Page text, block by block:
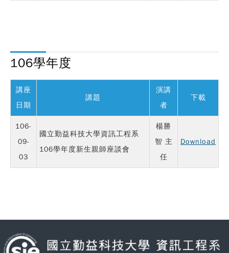
106學年度
講座
日期
講題
演講
者
下載
106-
09-
03
國立勤益科技大學資訊工程系
106學年度新生親師座談會
楊勝
智 主
任
Download